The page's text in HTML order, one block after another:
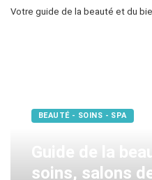
Votre guide de la beauté et du
BEAUTÉ - SOINS - SPA
Guide de la
soins, salons